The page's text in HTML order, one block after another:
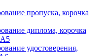
пропуска, корочка
диплома, корочка
А5
удостоверения,